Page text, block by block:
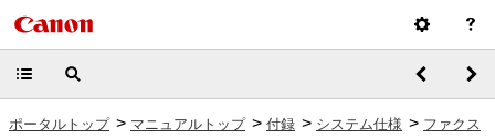
ポータルトップ > マニュアルトップ > 付録 > システム仕様 > ファクス